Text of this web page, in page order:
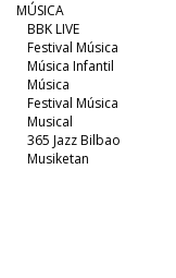
MÚSICA
BBK LIVE
Festival Música
Música Infantil
Música
Festival Música
Musical
365 Jazz Bilbao
Musiketan